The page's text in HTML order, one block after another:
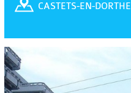
CASTETS-EN-DORTHE